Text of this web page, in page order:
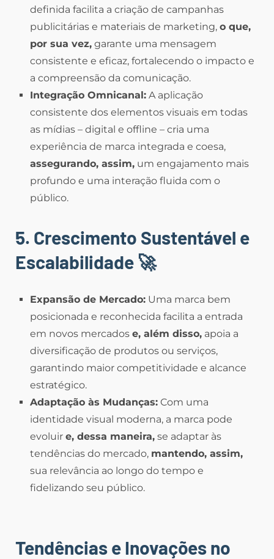
definida facilita a criação de campanhas
publicitárias e materiais de marketing, o que,
por sua vez, garante uma mensagem
consistente e eficaz, fortalecendo o impacto e
a compreensão da comunicação.
Integração Omnicanal: A aplicação
consistente dos elementos visuais em todas
as mídias – digital e offline – cria uma
experiência de marca integrada e coesa,
assegurando, assim, um engajamento mais
profundo e uma interação fluida com o
público.
5. Crescimento Sustentável e
Escalabilidade🚀
Expansão de Mercado: Uma marca bem
posicionada e reconhecida facilita a entrada
em novos mercados e, além disso, apoia a
diversificação de produtos ou serviços,
garantindo maior competitividade e alcance
estratégico.
Adaptação às Mudanças: Com uma
identidade visual moderna, a marca pode
evoluir e, dessa maneira, se adaptar às
tendências do mercado, mantendo, assim,
sua relevância ao longo do tempo e
fidelizando seu público.
Tendências e Inovações no